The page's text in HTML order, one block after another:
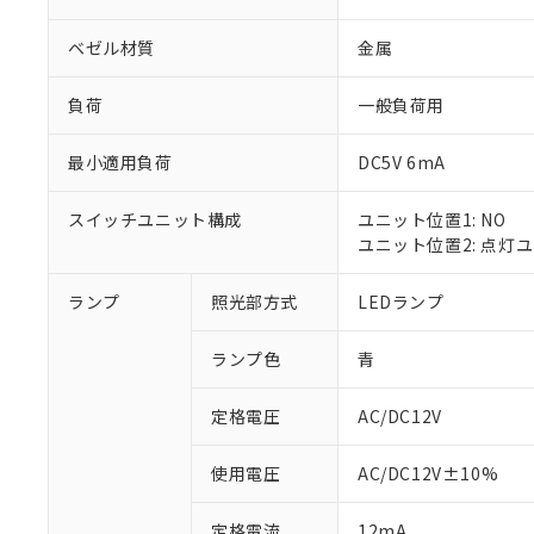
ベゼル材質 金属
負荷 一般負荷用
最小適用負荷 DC5V 6mA
スイッチユニット構成
ユニット位置1: NO
ユニット位置2: 点灯
ランプ 照光部方式 LEDランプ
ランプ色 青
定格電圧 AC/DC12V
使用電圧 AC/DC12V±10%
ご利用条件
以下の条件をお
※1 対応状況
対応予定：EU
対応予定なし：
調査・確認中：
非該当品：ライセ
※1 中国